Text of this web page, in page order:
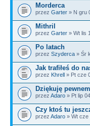
Morderca
przez Garter » N gru
Mithril
przez Garter » Wt lis
Po latach
przez Szyderca » Śr
Jak trafiłeś do
przez Khrell » Pt cze
Dziękuję
przez Adaro » Pt lip
Czy ktoś tu
przez Adaro » Wt cze